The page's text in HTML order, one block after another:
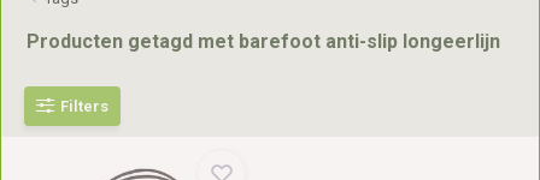
Producten getagd met barefoot anti-slip longeerlijn
Filters